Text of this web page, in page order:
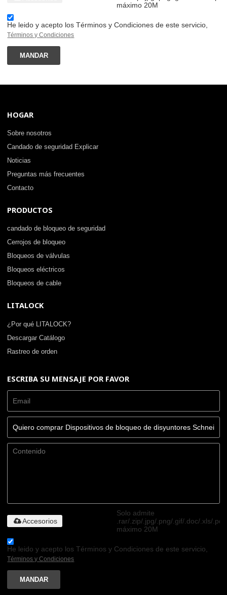
máximo 20M
He leido y acepto los Términos y Condiciones de este servicio,
Términos y Condiciones
MANDAR
HOGAR
Sobre nosotros
Candado de seguridad Explicar
Noticias
Preguntas más frecuentes
Contacto
PRODUCTOS
candado de bloqueo de seguridad
Cerrojos de bloqueo
Bloqueos de válvulas
Bloqueos eléctricos
Bloqueos de cable
LITALOCK
¿Por qué LITALOCK?
Descargar Catálogo
Rastreo de orden
ESCRIBA SU MENSAJE POR FAVOR
Solo admite
.rar/.zip/.jpg/.png/.gif/.doc/.xls/.pdf,
máximo 20M
Accesorios
He leido y acepto los Términos y Condiciones de este servicio,
Términos y Condiciones
MANDAR